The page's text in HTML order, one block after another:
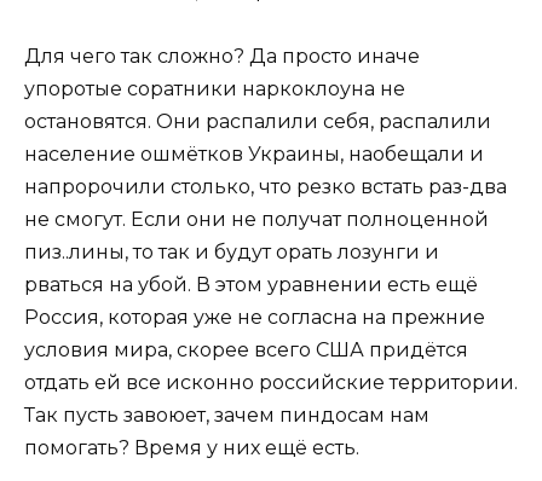
Для чего так сложно? Да просто иначе
упоротые соратники наркоклоуна не
остановятся. Они распалили себя, распалили
население ошмётков Украины, наобещали и
напророчили столько, что резко встать раз-два
не смогут. Если они не получат полноценной
пиз..лины, то так и будут орать лозунги и
рваться на убой. В этом уравнении есть ещё
Россия, которая уже не согласна на прежние
условия мира, скорее всего США придётся
отдать ей все исконно российские территории.
Так пусть завоюет, зачем пиндосам нам
помогать? Время у них ещё есть.